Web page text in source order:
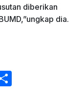
diberikan
dia.